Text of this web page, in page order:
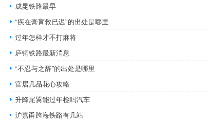
成昆铁路最早
“疾在膏肓救已迟”的出处是哪里
过年怎样才不打麻将
庐铜铁路最新消息
“不忍与之辞”的出处是哪里
官居几品花心攻略
升降尾翼能过年检吗汽车
沪嘉甬跨海铁路有几站